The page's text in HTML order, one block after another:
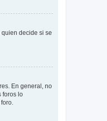
decide si se
En general, no
foros lo